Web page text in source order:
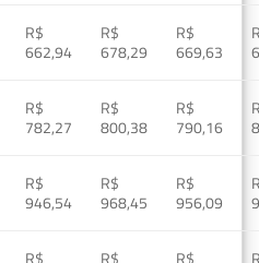
R$
662,94
R$
678,29
R$
669,63
R$
782,27
R$
800,38
R$
790,16
R$
946,54
R$
968,45
R$
956,09